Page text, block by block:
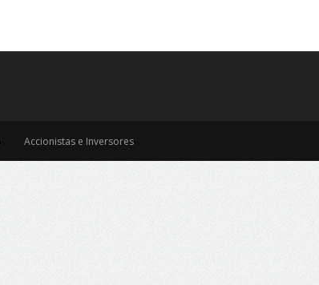
Accionistas e Inversores